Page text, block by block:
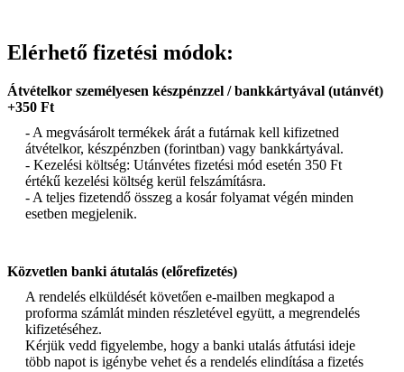
Elérhető fizetési módok:
Átvételkor személyesen készpénzzel / bankkártyával (utánvét)
+350 Ft
- A megvásárolt termékek árát a futárnak kell kifizetned
átvételkor, készpénzben (forintban) vagy bankkártyával.
- Kezelési költség: Utánvétes fizetési mód esetén 350 Ft
értékű kezelési költség kerül felszámításra.
- A teljes fizetendő összeg a kosár folyamat végén minden
esetben megjelenik.
Közvetlen banki átutalás (előrefizetés)
A rendelés elküldését követően e-mailben megkapod a
proforma számlát minden részletével együtt, a megrendelés
kifizetéséhez.
Kérjük vedd figyelembe, hogy a banki utalás átfutási ideje
több napot is igénybe vehet és a rendelés elindítása a fizetés